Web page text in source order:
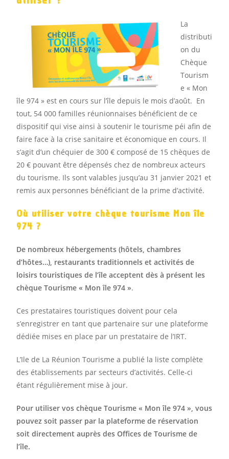
La
distributi
on du
Chèque
Tourism
e « Mon
île 974 » est en cours sur l’île depuis le mois d’août. En
tout, 54 000 familles réunionnaises bénéficient de ce
dispositif qui vise ainsi à soutenir le tourisme péi afin de
faire face à la crise sanitaire et économique en cours. Il
s’agit d’un chéquier de 300 € composé de 15 chèques de
20 € pouvant être dépensés chez de nombreux acteurs
du tourisme. Ils sont valables jusqu’au 31 janvier 2021 et
remis aux personnes bénéficiant de la prime d’activité.
Où utiliser votre chèque tourisme Mon île
974 ?
De nombreux hébergements (hôtels, chambres
d’hôtes…), restaurants traditionnels et activités de
loisirs touristiques de l’île acceptent dès à présent les
chèque Tourisme « Mon île 974 ».
Ces prestataires touristiques doivent pour cela
s’enregistrer en tant que partenaire sur une plateforme
dédiée mises en place par un prestataire de l’IRT.
L’Ile de La Réunion Tourisme a publié la liste complète
des établissements par secteurs d’activités. Celle-ci
étant régulièrement mise à jour.
Pour utiliser vos chèque Tourisme « Mon île 974 », vous
pouvez soit passer par la plateforme de réservation
soit directement auprès des Offices de Tourisme de
l’île.